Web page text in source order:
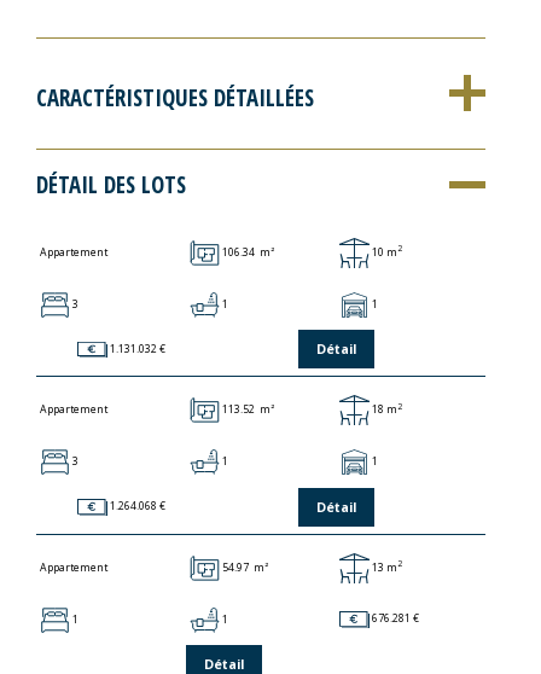
+352 45 71 30 1
Fischbach Realtors & Developers
+3524571301
CARACTÉRISTIQUES DÉTAILLÉES
DÉTAIL DES LOTS
Appartement 106.34 m² 10 m2
3 1 1
1.131.032 € Détail
Appartement 113.52 m² 18 m2
3 1 1
1.264.068 € Détail
Appartement 54.97 m² 13 m2
1 1 676.281 €
Détail